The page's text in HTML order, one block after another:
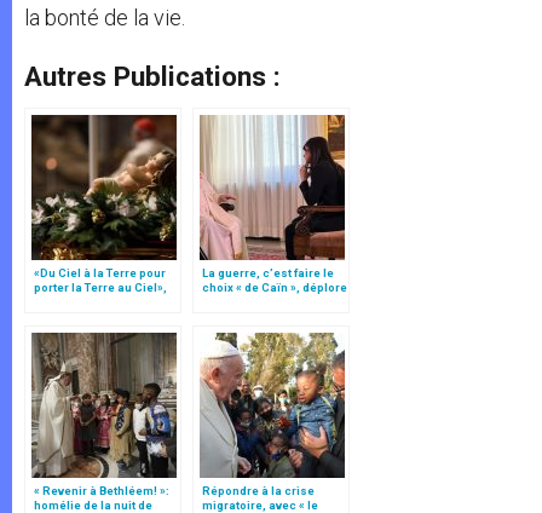
la bonté de la vie.
Autres Publications :
«Du Ciel à la Terre pour
porter la Terre au Ciel»,
La guerre, c’est faire le
choix « de Caïn », déplore
« Revenir à Bethléem! »:
homélie de la nuit de
Répondre à la crise
migratoire, avec « le